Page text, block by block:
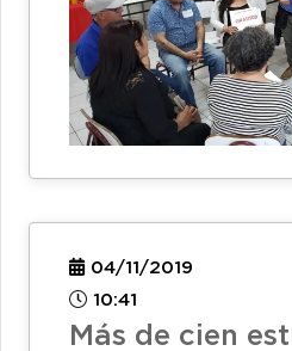
04/11/2019
10:41
Más de cien